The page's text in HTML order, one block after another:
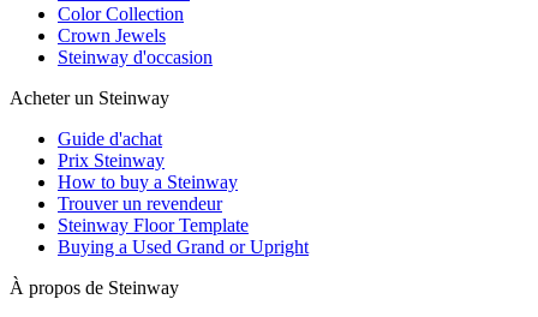
Color Collection
Crown Jewels
Steinway d'occasion
Acheter un Steinway
Guide d'achat
Prix Steinway
How to buy a Steinway
Trouver un revendeur
Steinway Floor Template
Buying a Used Grand or Upright
À propos de Steinway